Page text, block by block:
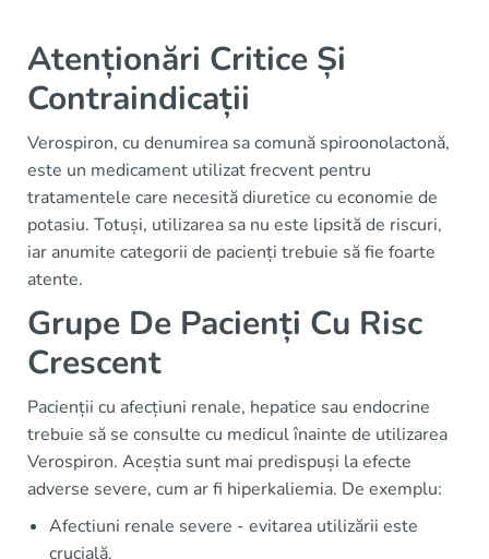
Atenționări Critice Și
Contraindicații
Verospiron, cu denumirea sa comună spiroonolactonă,
este un medicament utilizat frecvent pentru
tratamentele care necesită diuretice cu economie de
potasiu. Totuși, utilizarea sa nu este lipsită de riscuri,
iar anumite categorii de pacienți trebuie să fie foarte
atente.
Grupe De Pacienți Cu Risc
Crescent
Pacienții cu afecțiuni renale, hepatice sau endocrine
trebuie să se consulte cu medicul înainte de utilizarea
Verospiron. Aceștia sunt mai predispuși la efecte
adverse severe, cum ar fi hiperkaliemia. De exemplu:
Afectiuni renale severe - evitarea utilizării este
crucială.